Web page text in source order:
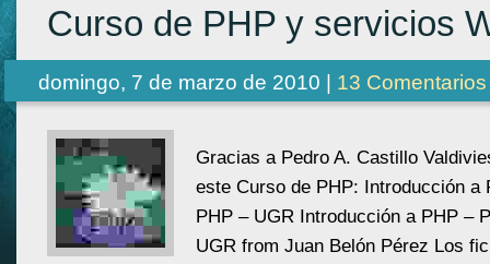
Curso de PHP y servicios
domingo, 7 de marzo de 2010 | 13 Comentarios
Gracias a Pedro A. Castillo
este Curso de PHP: Introducción a
PHP – UGR Introducción a PHP –
UGR from Juan Belón Pérez Los